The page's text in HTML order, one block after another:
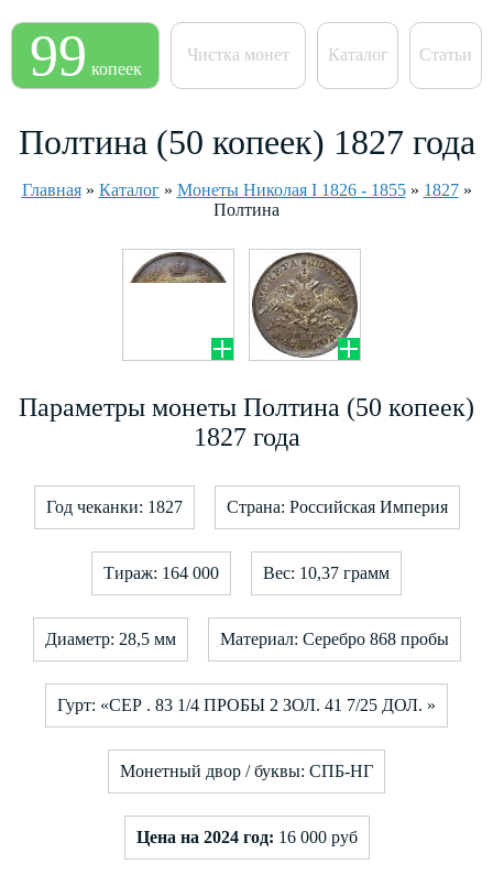
99 копеек
Чистка монет Каталог Статьи
Полтина (50 копеек) 1827 года
Главная» Каталог» Монеты Николая I 1826 - 1855» 1827»
Полтина
Параметры монеты Полтина (50 копеек)
1827 года
Год чеканки: 1827 Страна: Российская Империя
Тираж: 164 000 Вес: 10,37 грамм
Диаметр: 28,5 мм Материал: Серебро 868 пробы
Гурт: «СЕР . 83 1/4 ПРОБЫ 2 ЗОЛ. 41 7/25 ДОЛ. »
Монетный двор / буквы: СПБ-НГ
Цена на 2024 год: 16 000 руб